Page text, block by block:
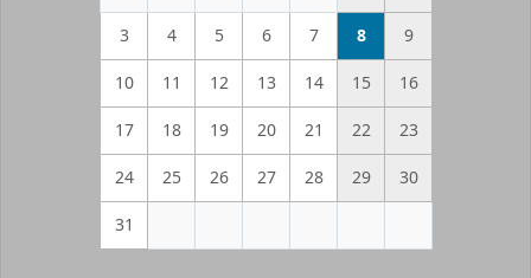
3 4 5 6 7 8 9
10 11 12 13 14 15 16
17 18 19 20 21 22 23
24 25 26 27 28 29 30
31